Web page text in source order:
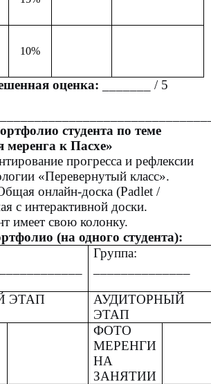
10%
оценка: _______ / 5
студента по теме
меренга к Пасхе»
прогресса и рефлексии
«Перевернутый класс».
онлайн-доска (Padlet /
с интерактивной доски.
имеет свою колонку.
(на одного студента):
Группа:
ЭТАП
АУДИТОРНЫЙ
ЭТАП
ФОТО
МЕРЕНГИ
НА
ЗАНЯТИИ